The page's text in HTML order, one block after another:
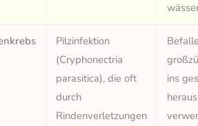
Pilzinfektion
(Cryphonectria
parasitica), die oft
durch
Rindenverletzungen
ins